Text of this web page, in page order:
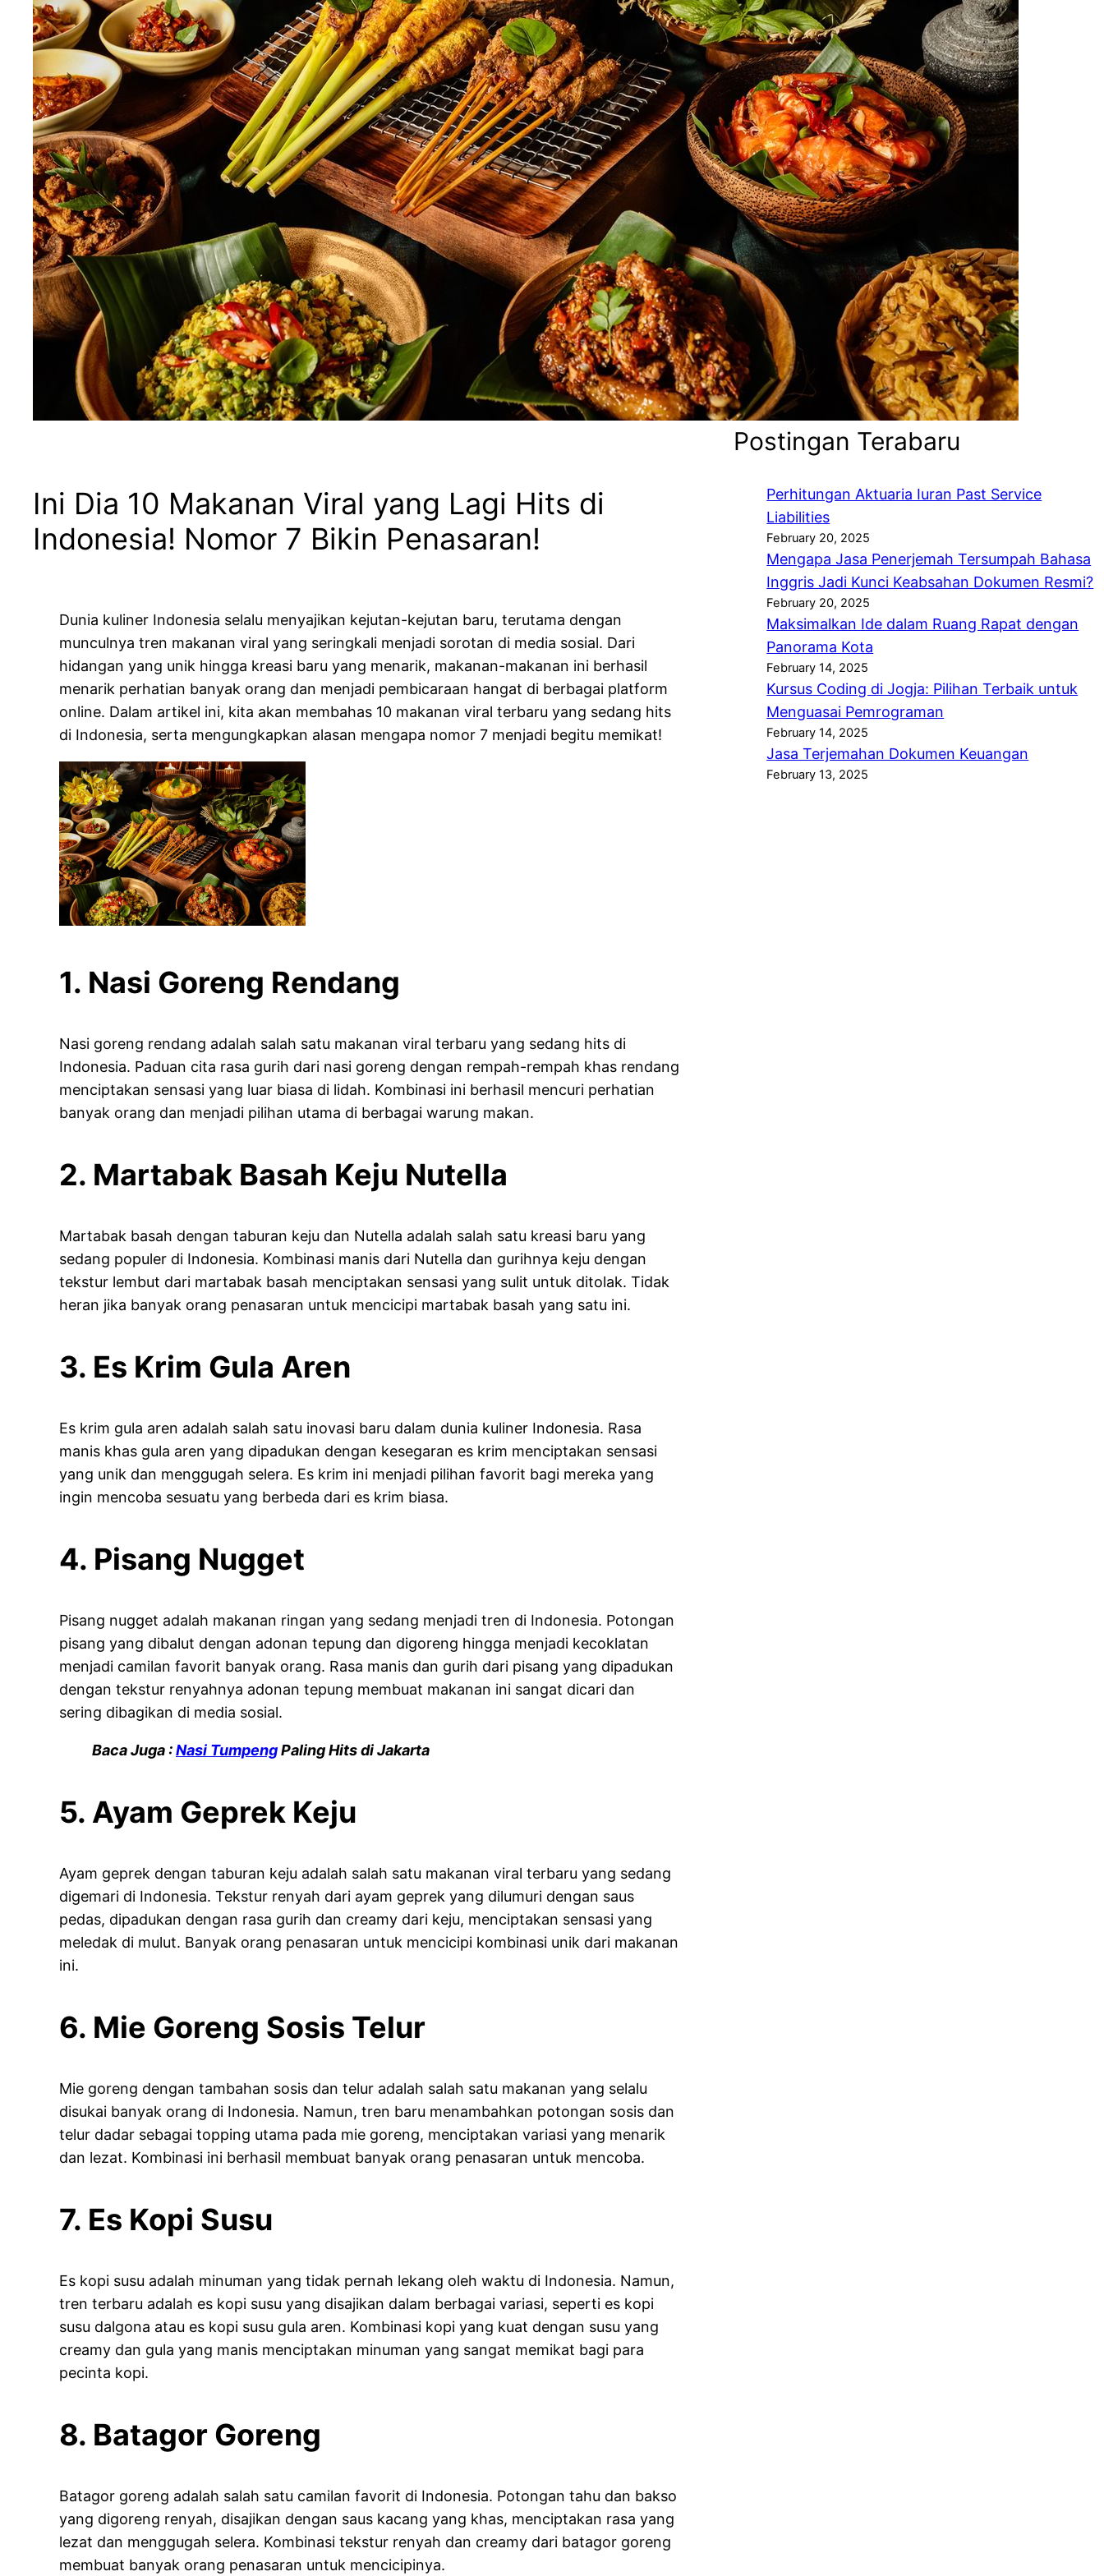
Ini Dia 10 Makanan Viral yang Lagi Hits di
Indonesia! Nomor 7 Bikin Penasaran!
Dunia kuliner Indonesia selalu menyajikan kejutan-kejutan baru, terutama dengan
munculnya tren makanan viral yang seringkali menjadi sorotan di media sosial. Dari
hidangan yang unik hingga kreasi baru yang menarik, makanan-makanan ini berhasil
menarik perhatian banyak orang dan menjadi pembicaraan hangat di berbagai platform
online. Dalam artikel ini, kita akan membahas 10 makanan viral terbaru yang sedang hits
di Indonesia, serta mengungkapkan alasan mengapa nomor 7 menjadi begitu memikat!
1. Nasi Goreng Rendang
Nasi goreng rendang adalah salah satu makanan viral terbaru yang sedang hits di
Indonesia. Paduan cita rasa gurih dari nasi goreng dengan rempah-rempah khas rendang
menciptakan sensasi yang luar biasa di lidah. Kombinasi ini berhasil mencuri perhatian
banyak orang dan menjadi pilihan utama di berbagai warung makan.
2. Martabak Basah Keju Nutella
Martabak basah dengan taburan keju dan Nutella adalah salah satu kreasi baru yang
sedang populer di Indonesia. Kombinasi manis dari Nutella dan gurihnya keju dengan
tekstur lembut dari martabak basah menciptakan sensasi yang sulit untuk ditolak. Tidak
heran jika banyak orang penasaran untuk mencicipi martabak basah yang satu ini.
3. Es Krim Gula Aren
Es krim gula aren adalah salah satu inovasi baru dalam dunia kuliner Indonesia. Rasa
manis khas gula aren yang dipadukan dengan kesegaran es krim menciptakan sensasi
yang unik dan menggugah selera. Es krim ini menjadi pilihan favorit bagi mereka yang
ingin mencoba sesuatu yang berbeda dari es krim biasa.
4. Pisang Nugget
Pisang nugget adalah makanan ringan yang sedang menjadi tren di Indonesia. Potongan
pisang yang dibalut dengan adonan tepung dan digoreng hingga menjadi kecoklatan
menjadi camilan favorit banyak orang. Rasa manis dan gurih dari pisang yang dipadukan
dengan tekstur renyahnya adonan tepung membuat makanan ini sangat dicari dan
sering dibagikan di media sosial.
Baca Juga :Nasi TumpengPaling Hits di Jakarta
5. Ayam Geprek Keju
Ayam geprek dengan taburan keju adalah salah satu makanan viral terbaru yang sedang
digemari di Indonesia. Tekstur renyah dari ayam geprek yang dilumuri dengan saus
pedas, dipadukan dengan rasa gurih dan creamy dari keju, menciptakan sensasi yang
meledak di mulut. Banyak orang penasaran untuk mencicipi kombinasi unik dari makanan
ini.
6. Mie Goreng Sosis Telur
Mie goreng dengan tambahan sosis dan telur adalah salah satu makanan yang selalu
disukai banyak orang di Indonesia. Namun, tren baru menambahkan potongan sosis dan
telur dadar sebagai topping utama pada mie goreng, menciptakan variasi yang menarik
dan lezat. Kombinasi ini berhasil membuat banyak orang penasaran untuk mencoba.
7. Es Kopi Susu
Es kopi susu adalah minuman yang tidak pernah lekang oleh waktu di Indonesia. Namun,
tren terbaru adalah es kopi susu yang disajikan dalam berbagai variasi, seperti es kopi
susu dalgona atau es kopi susu gula aren. Kombinasi kopi yang kuat dengan susu yang
creamy dan gula yang manis menciptakan minuman yang sangat memikat bagi para
pecinta kopi.
8. Batagor Goreng
Batagor goreng adalah salah satu camilan favorit di Indonesia. Potongan tahu dan bakso
yang digoreng renyah, disajikan dengan saus kacang yang khas, menciptakan rasa yang
lezat dan menggugah selera. Kombinasi tekstur renyah dan creamy dari batagor goreng
membuat banyak orang penasaran untuk mencicipinya.
Kesehatan
Jasa
Jasa Penerjemah
Lingkungan
Pendidikan
Properti
Furniture
Konstruksi
Rumah
Taman
Teknologi
Industri
Internet
Tips
Uncategorized
Wisata
Makanan
Postingan Terabaru
Perhitungan Aktuaria Iuran Past Service
Liabilities
February 20, 2025
Mengapa Jasa Penerjemah Tersumpah Bahasa
Inggris Jadi Kunci Keabsahan Dokumen Resmi?
February 20, 2025
Maksimalkan Ide dalam Ruang Rapat dengan
Panorama Kota
February 14, 2025
Kursus Coding di Jogja: Pilihan Terbaik untuk
Menguasai Pemrograman
February 14, 2025
Jasa Terjemahan Dokumen Keuangan
February 13, 2025